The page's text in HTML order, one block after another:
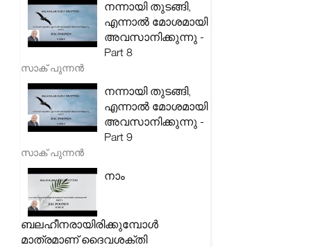
നന്നായി തുടങ്ങി,
എന്നാൽ മോശമായി
അവസാനിക്കുന്നു -
Part 8
സാക് പുന്നൻ
നന്നായി തുടങ്ങി,
എന്നാൽ മോശമായി
അവസാനിക്കുന്നു -
Part 9
സാക് പുന്നൻ
നാം
ബലഹീനരായിരിക്കുമ്പോൾ
മാത്രമാണ് ദൈവശക്തി